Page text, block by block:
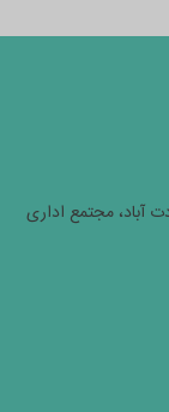
آباد، مجتمع اداری